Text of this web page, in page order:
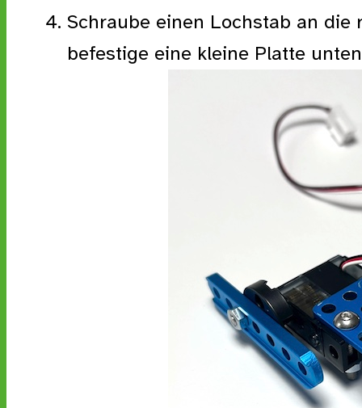
Schraube einen Lochstab an
befestige eine kleine Platte